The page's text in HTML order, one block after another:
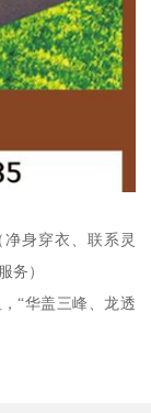
身穿衣、联系灵
务）
“华盖三峰、龙透